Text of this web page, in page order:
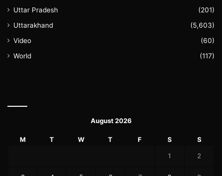
Uttar Pradesh
(201)
Uttarakhand
(5,603)
Video
(60)
World
(117)
August 2026
M T W T F S S
1 2